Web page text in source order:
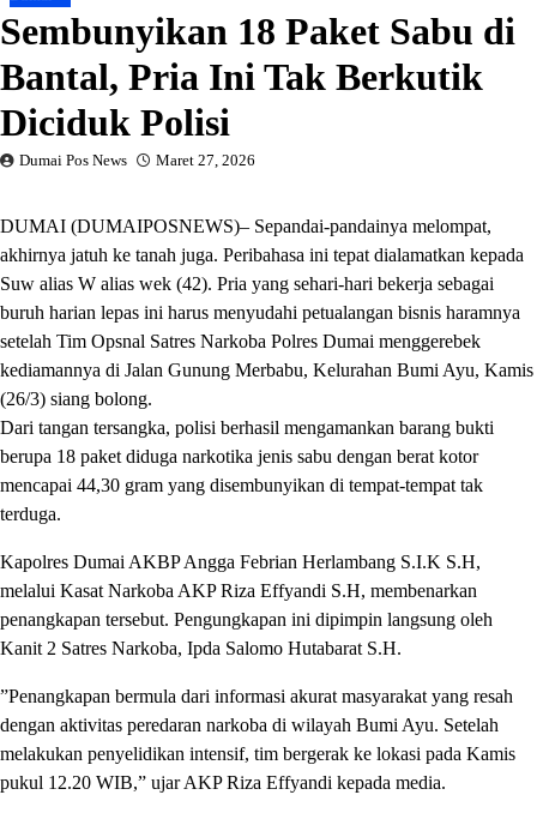
​Sembunyikan 18 Paket Sabu di
Bantal, Pria Ini Tak Berkutik
Diciduk Polisi
Dumai Pos News Maret 27, 2026
​DUMAI (DUMAIPOSNEWS)– Sepandai-pandainya melompat,
akhirnya jatuh ke tanah juga. Peribahasa ini tepat dialamatkan kepada
Suw alias W alias wek (42). Pria yang sehari-hari bekerja sebagai
buruh harian lepas ini harus menyudahi petualangan bisnis haramnya
setelah Tim Opsnal Satres Narkoba Polres Dumai menggerebek
kediamannya di Jalan Gunung Merbabu, Kelurahan Bumi Ayu, Kamis
(26/3) siang bolong.
​Dari tangan tersangka, polisi berhasil mengamankan barang bukti
berupa 18 paket diduga narkotika jenis sabu dengan berat kotor
mencapai 44,30 gram yang disembunyikan di tempat-tempat tak
terduga.
​Kapolres Dumai AKBP Angga Febrian Herlambang S.I.K S.H,
melalui Kasat Narkoba AKP Riza Effyandi S.H, membenarkan
penangkapan tersebut. Pengungkapan ini dipimpin langsung oleh
Kanit 2 Satres Narkoba, Ipda Salomo Hutabarat S.H.
​”Penangkapan bermula dari informasi akurat masyarakat yang resah
dengan aktivitas peredaran narkoba di wilayah Bumi Ayu. Setelah
melakukan penyelidikan intensif, tim bergerak ke lokasi pada Kamis
pukul 12.20 WIB,” ujar AKP Riza Effyandi kepada media.